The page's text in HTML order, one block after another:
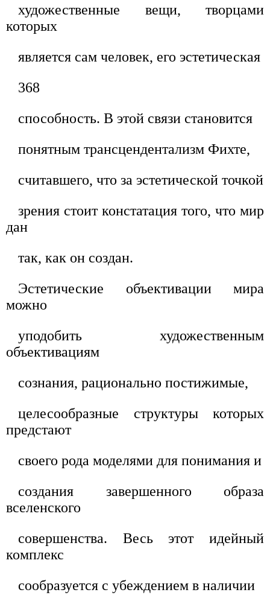
художественные вещи, творцами
которых
является сам человек, его эстетическая
368
способность. В этой связи становится
понятным трансцендентализм Фихте,
считавшего, что за эстетической точкой
зрения стоит констатация того, что мир
дан
так, как он создан.
Эстетические объективации мира
можно
уподобить художественным
объективациям
сознания, рационально постижимые,
целесообразные структуры которых
предстают
своего рода моделями для понимания и
создания завершенного образа
вселенского
совершенства. Весь этот идейный
комплекс
сообразуется с убеждением в наличии